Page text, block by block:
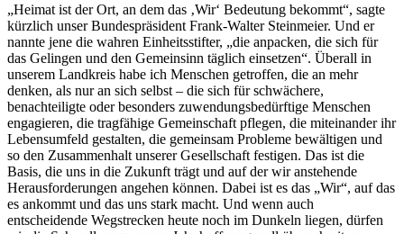
„Heimat ist der Ort, an dem das ‚Wir‘ Bedeutung bekommt“, sagte
kürzlich unser Bundespräsident Frank-Walter Steinmeier. Und er
nannte jene die wahren Einheitsstifter, „die anpacken, die sich für
das Gelingen und den Gemeinsinn täglich einsetzen“. Überall in
unserem Landkreis habe ich Menschen getroffen, die an mehr
denken, als nur an sich selbst – die sich für schwächere,
benachteiligte oder besonders zuwendungsbedürftige Menschen
engagieren, die tragfähige Gemeinschaft pflegen, die miteinander ihr
Lebensumfeld gestalten, die gemeinsam Probleme bewältigen und
so den Zusammenhalt unserer Gesellschaft festigen. Das ist die
Basis, die uns in die Zukunft trägt und auf der wir anstehende
Herausforderungen angehen können. Dabei ist es das „Wir“, auf das
es ankommt und das uns stark macht. Und wenn auch
entscheidende Wegstrecken heute noch im Dunkeln liegen, dürfen